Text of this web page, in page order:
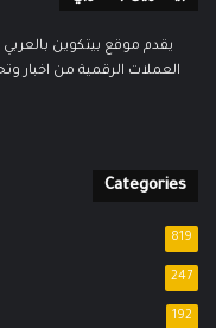
يقدم موقع بيتكوين
العملات الرقمية من اخبار
Categories
819
247
192